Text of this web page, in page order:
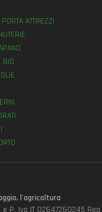
ATTREZZI
BIO
l'agricoltura
P. Iva IT 02647260245